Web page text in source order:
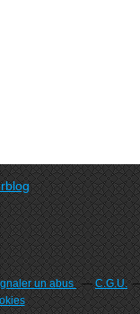
un abus C.G.U.